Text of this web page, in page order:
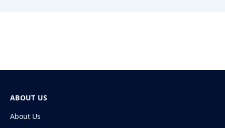
ABOUT US
About Us